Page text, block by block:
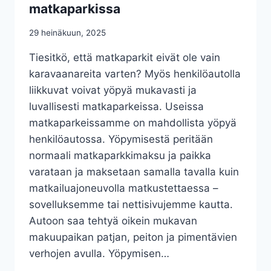
K
T
Ä
Y
T
Ä
J
I
E
N
A
R
V
S
T
E
matkaparkissa
29 heinäkuun, 2025
Tiesitkö, että matkaparkit eivät ole vain
karavaanareita varten? Myös henkilöautolla
liikkuvat voivat yöpyä mukavasti ja
luvallisesti matkaparkeissa. Useissa
matkaparkeissamme on mahdollista yöpyä
henkilöautossa. Yöpymisestä peritään
normaali matkaparkkimaksu ja paikka
varataan ja maksetaan samalla tavalla kuin
matkailuajoneuvolla matkustettaessa –
sovelluksemme tai nettisivujemme kautta.
Autoon saa tehtyä oikein mukavan
makuupaikan patjan, peiton ja pimentävien
verhojen avulla. Yöpymisen…